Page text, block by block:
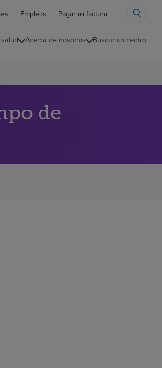
Empleos Pagar mi factura
Acerca de nosotros Buscar un centro
de